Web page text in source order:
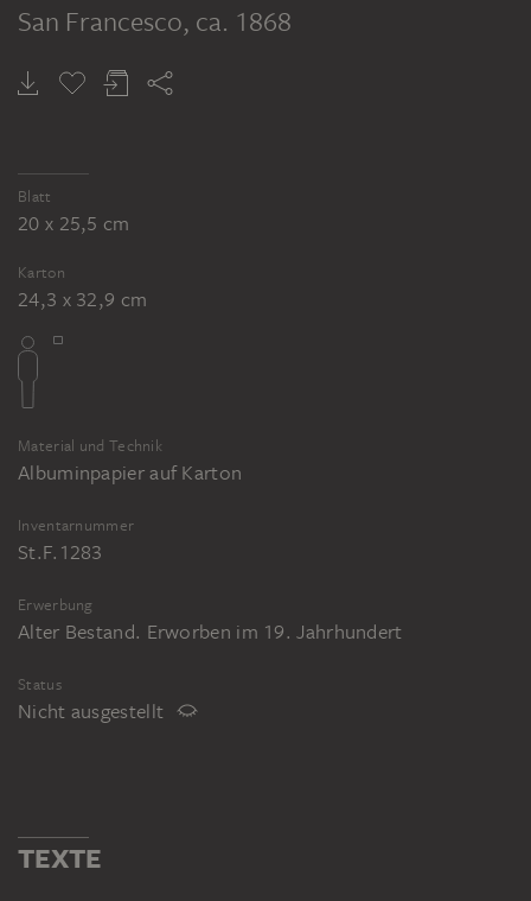
San Francesco, ca. 1868
Blatt
20 x 25,5 cm
Karton
24,3 x 32,9 cm
Material und Technik
Albuminpapier auf Karton
Inventarnummer
St.F.1283
Erwerbung
Alter Bestand. Erworben im 19. Jahrhundert
Status
Nicht ausgestellt
TEXTE